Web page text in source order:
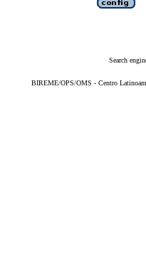
Search
BIREME/OPS/OMS - Centro